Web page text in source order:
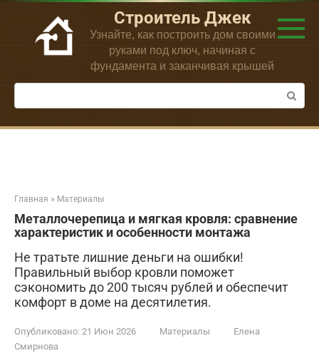
Перейти
контенту
Строитель Джек
Узнайте, как построить дом своими
руками под ключ, начиная с
фундамента и заканчивая крышей
Поиск:
Главная » Материалы
Металлочерепица и мягкая кровля: сравнение
характеристик и особенности монтажа
Не тратьте лишние деньги на ошибки!
Правильный выбор кровли поможет
сэкономить до 200 тысяч рублей и обеспечит
комфорт в доме на десятилетия.
Опубликовано: 21 Июн 2026 Материалы
Елена
Смирнова